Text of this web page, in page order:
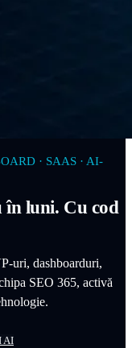
· SAAS · AI-
luni. Cu cod
uri, dashboarduri,
SEO 365, activă
AI